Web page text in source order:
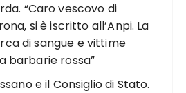
“Caro vescovo di
si è iscritto all’Anpi. La
di sangue e vittime
barbarie rossa”
e il Consiglio di Stato.